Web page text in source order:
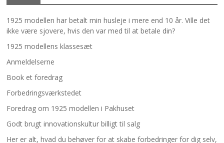
1925 modellen har betalt min husleje i mere end 10 år. Ville det
ikke være sjovere, hvis den var med til at betale din?
1925 modellens klassesæt
Anmeldelserne
Book et foredrag
Forbedringsværkstedet
Foredrag om 1925 modellen i Pakhuset
Godt brugt innovationskultur billigt til salg
Her er alt, hvad du behøver for at skabe forbedringer for dig selv,